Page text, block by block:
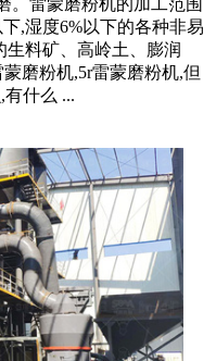
,湿度6%以下的各种非易
料矿、高岭土、膨润
磨粉机,5r雷蒙磨粉机,但
什么 ...